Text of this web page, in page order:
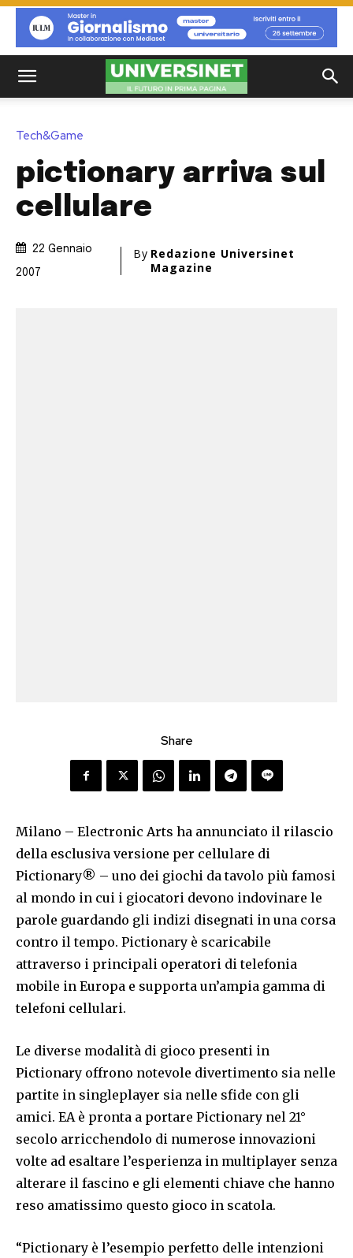
Tech&Game
pictionary arriva sul
cellulare
22 Gennaio
2007
By Redazione Universinet
Magazine
Share
Milano – Electronic Arts ha annunciato il rilascio
della esclusiva versione per cellulare di
Pictionary® – uno dei giochi da tavolo più famosi
al mondo in cui i giocatori devono indovinare le
parole guardando gli indizi disegnati in una corsa
contro il tempo. Pictionary è scaricabile
attraverso i principali operatori di telefonia
mobile in Europa e supporta un’ampia gamma di
telefoni cellulari.
Le diverse modalità di gioco presenti in
Pictionary offrono notevole divertimento sia nelle
partite in singleplayer sia nelle sfide con gli
amici. EA è pronta a portare Pictionary nel 21°
secolo arricchendolo di numerose innovazioni
volte ad esaltare l’esperienza in multiplayer senza
alterare il fascino e gli elementi chiave che hanno
reso amatissimo questo gioco in scatola.
“Pictionary è l’esempio perfetto delle intenzioni